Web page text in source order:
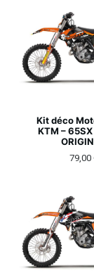
Kit déco
KTM – 65SX
79,00